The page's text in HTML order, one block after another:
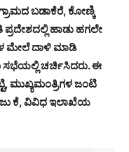
ಬಡಾಕೆರೆ, ಕೋಣ್ಕಿ
ಹಾಡು ಹಗಲೇ
ಮೇಲೆ ದಾಳಿ ಮಾಡಿ
ಸಭೆಯಲ್ಲಿ ಚರ್ಚಿಸಿದರು. ಈ
ಮುಖ್ಯಮಂತ್ರಿಗಳ ಜಂಟಿ
ಕೆ, ವಿವಿಧ ಇಲಾಖೆಯ